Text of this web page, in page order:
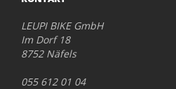
LEUPI BIKE GmbH
Im Dorf 18
8752 Näfels
055 612 01 04